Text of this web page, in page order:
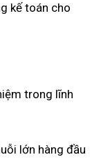
kế toán cho
trong lĩnh
lớn hàng đầu